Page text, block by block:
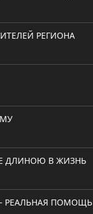
РЕГИОНА
ДЛИНОЮ В ЖИЗНЬ
РЕАЛЬНАЯ ПОМОЩЬ